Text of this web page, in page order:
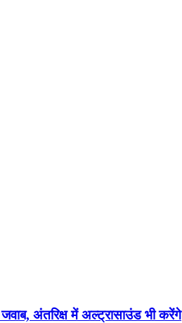
अंतरिक्ष में अल्ट्रासाउंड भी करेंगे